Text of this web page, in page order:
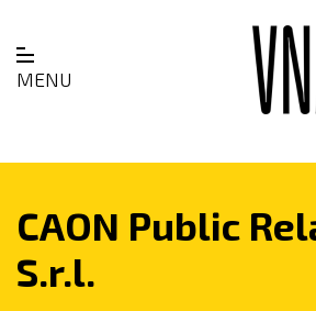
MENU
CAON Public
S.r.l.